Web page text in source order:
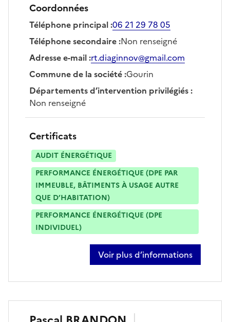
Coordonnées
Téléphone principal:06 21 29 78 05
Téléphone secondaire:Non renseigné
Adresse e-mail:rt.diaginnov@gmail.com
Commune de la société:Gourin
Départements d’intervention privilégiés:
Non renseigné
Certificats
AUDIT ÉNERGÉTIQUE
PERFORMANCE ÉNERGÉTIQUE (DPE PAR
IMMEUBLE, BÂTIMENTS À USAGE AUTRE
QUE D’HABITATION)
PERFORMANCE ÉNERGÉTIQUE (DPE
INDIVIDUEL)
Voir plus d’informations
sur reine achejian